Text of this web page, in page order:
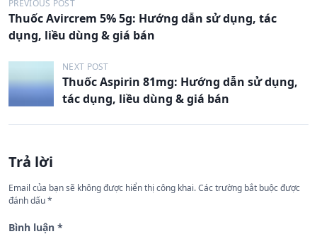
Đ
i
h
ư
n
b
à
PREVIOUS POST
Thuốc Avircrem 5% 5g: Hướng dẫn sử dụng, tác
dụng, liều dùng & giá bán
NEXT POST
Thuốc Aspirin 81mg: Hướng dẫn sử dụng,
tác dụng, liều dùng & giá bán
Trả lời
Email của bạn sẽ không được hiển thị công khai.Các trường bắt buộc được
đánh dấu*
Bình luận *